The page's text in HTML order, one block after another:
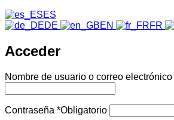
ES
DE
EN FR
Acceder
Nombre de usuario o correo electrónico
Contraseña *Obligatorio